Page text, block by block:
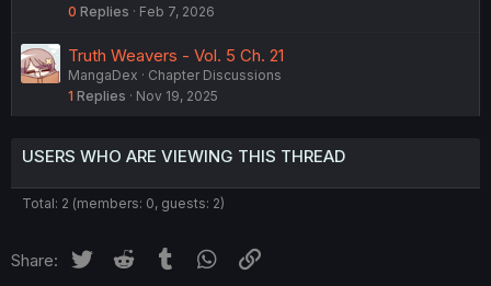
0 Replies Feb 7, 2026
Truth Weavers - Vol. 5 Ch. 21
MangaDex
Chapter Discussions
1 Replies Nov 19, 2025
USERS WHO ARE VIEWING THIS THREAD
Total: 2 (members: 0, guests: 2)
Share: Twitter Reddit Tumblr WhatsApp